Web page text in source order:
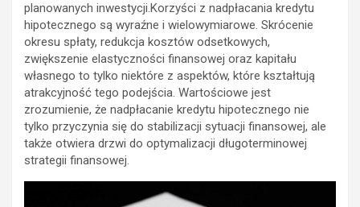
planowanych inwestycji.Korzyści z nadpłacania kredytu
hipotecznego są wyraźne i wielowymiarowe. Skrócenie
okresu spłaty, redukcja kosztów odsetkowych,
zwiększenie elastyczności finansowej oraz kapitału
własnego to tylko niektóre z aspektów, które kształtują
atrakcyjność tego podejścia. Wartościowe jest
zrozumienie, że nadpłacanie kredytu hipotecznego nie
tylko przyczynia się do stabilizacji sytuacji finansowej, ale
także otwiera drzwi do optymalizacji długoterminowej
strategii finansowej.